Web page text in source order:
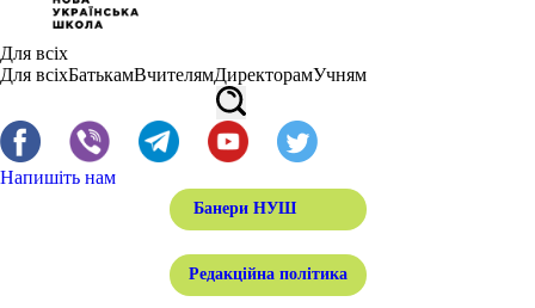
Для всіх
Для всіхБатькамВчителямДиректорамУчням
Напишіть нам
Банери НУШ
Редакційна політика